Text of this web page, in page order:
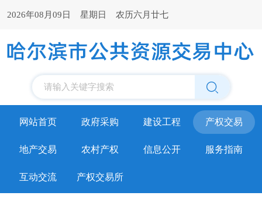
2026年08月09日 星期日 农历六月廿七
请输入关键字搜索
网站首页 政府采购 建设工程 产权交易
地产交易 农村产权 信息公开 服务指南
互动交流 产权交易所